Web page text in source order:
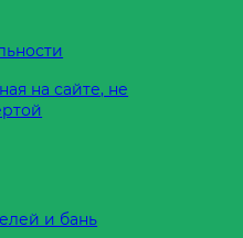
на сайте, не
и бань